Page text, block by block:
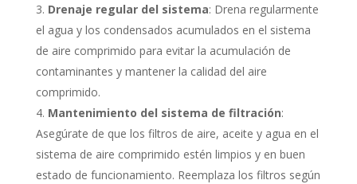
Drenaje regular del sistema: Drena regularmente
el agua y los condensados acumulados en el sistema
de aire comprimido para evitar la acumulación de
contaminantes y mantener la calidad del aire
comprimido.
Mantenimiento del sistema de filtración:
Asegúrate de que los filtros de aire, aceite y agua en el
sistema de aire comprimido estén limpios y en buen
estado de funcionamiento. Reemplaza los filtros según